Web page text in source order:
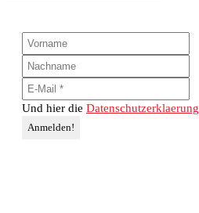
Und hier die Datenschutzerklaerung